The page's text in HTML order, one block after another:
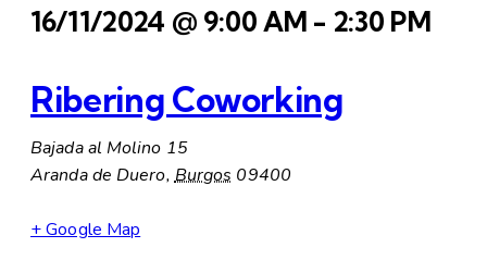
16/11/2024 @ 9:00 AM - 2:30 PM
Ribering Coworking
Bajada al Molino 15
Aranda de Duero, Burgos 09400
+ Google Map